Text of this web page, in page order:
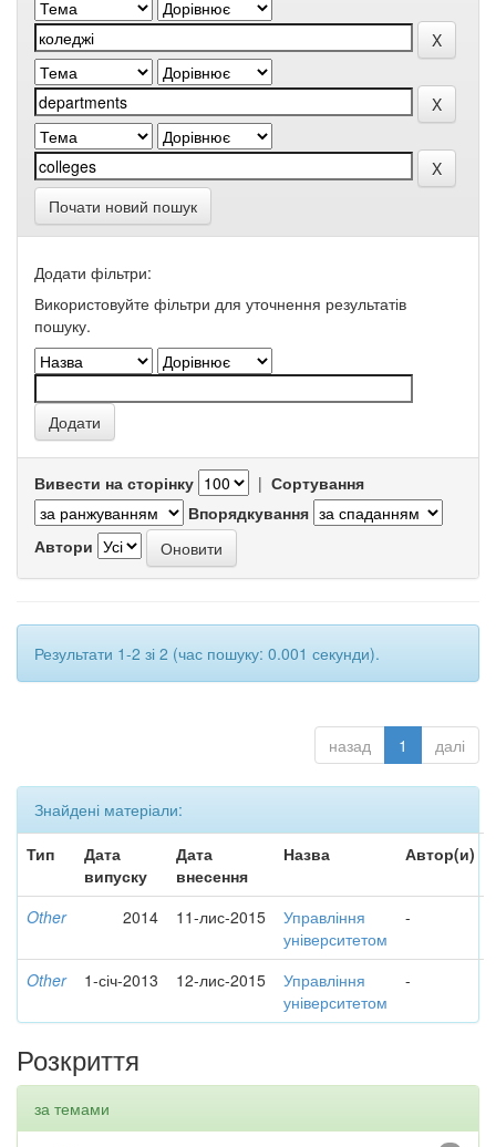
Почати новий пошук
Додати фільтри:
Використовуйте фільтри для уточнення результатів
пошуку.
Вивести на сторінку | Сортування
Впорядкування
Автори
Результати 1-2 зі 2 (час пошуку: 0.001 секунди).
назад 1 далі
Знайдені матеріали:
Тип
Дата
випуску
Дата
внесення
Назва Автор(и)
Other 2014 11-лис-2015
Управління
університетом
-
Other 1-січ-2013 12-лис-2015
Управління
університетом
-
Розкриття
за темами